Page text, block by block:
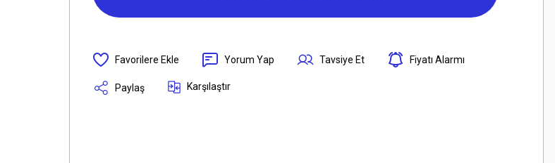
Yorum Yap Tavsiye Et Fiyatı Alarmı
Paylaş Karşılaştır